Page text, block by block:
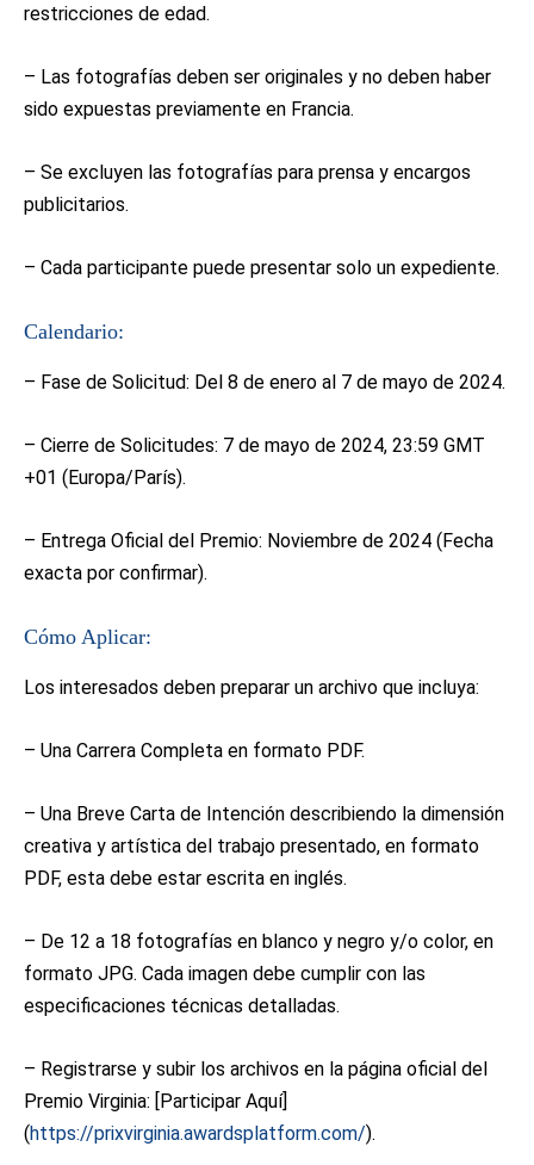
restricciones de edad.
– Las fotografías deben ser originales y no deben haber
sido expuestas previamente en Francia.
– Se excluyen las fotografías para prensa y encargos
publicitarios.
– Cada participante puede presentar solo un expediente.
Calendario:
– Fase de Solicitud: Del 8 de enero al 7 de mayo de 2024.
– Cierre de Solicitudes: 7 de mayo de 2024, 23:59 GMT
+01 (Europa/París).
– Entrega Oficial del Premio: Noviembre de 2024 (Fecha
exacta por confirmar).
Cómo Aplicar:
Los interesados deben preparar un archivo que incluya:
– Una Carrera Completa en formato PDF.
– Una Breve Carta de Intención describiendo la dimensión
creativa y artística del trabajo presentado, en formato
PDF, esta debe estar escrita en inglés.
– De 12 a 18 fotografías en blanco y negro y/o color, en
formato JPG. Cada imagen debe cumplir con las
especificaciones técnicas detalladas.
– Registrarse y subir los archivos en la página oficial del
Premio Virginia: [Participar Aquí]
(https://prixvirginia.awardsplatform.com/).